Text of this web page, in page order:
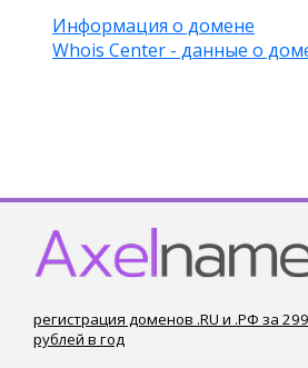
Информация о домене
Whois Center - данные о
регистрация доменов .RU и .РФ за 299
рублей в год